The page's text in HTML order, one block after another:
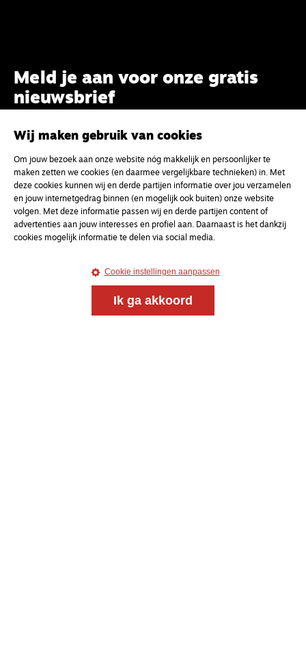
Meld je aan voor onze gratis
nieuwsbrief
uw e-mailadres
Wij maken gebruik van cookies
Om jouw bezoek aan onze website nóg makkelijk en persoonlijker te
maken zetten we cookies (en daarmee vergelijkbare technieken) in. Met
deze cookies kunnen wij en derde partijen informatie over jou verzamelen
en jouw internetgedrag binnen (en mogelijk ook buiten) onze website
volgen. Met deze informatie passen wij en derde partijen content of
advertenties aan jouw interesses en profiel aan. Daarnaast is het dankzij
cookies mogelijk informatie te delen via social media.
Cookie instellingen aanpassen
Ik ga akkoord